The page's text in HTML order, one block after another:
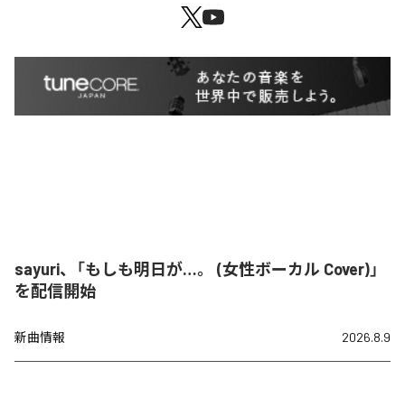
sayuri、「もしも明日が…。 (女性ボーカル Cover)」
を配信開始
新曲情報 2026.8.9